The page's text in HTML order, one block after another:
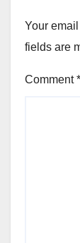
Your
fields are
Comment*